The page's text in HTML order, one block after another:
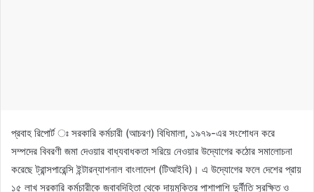
প্রবাহ রিপোর্ট ঃ সরকারি কর্মচারী (আচরণ) বিধিমালা, ১৯৭৯-এর সংশোধন করে
সম্পদের বিবরণী জমা দেওয়ার বাধ্যবাধকতা সরিয়ে নেওয়ার উদ্যোগের কঠোর সমালোচনা
করেছে ট্রান্সপারেন্সি ইন্টারন্যাশনাল বাংলাদেশ (টিআইবি)। এ উদ্যোগের ফলে দেশের প্রায়
১৫ লাখ সরকারি কর্মচারীকে জবাবদিহিতা থেকে দায়মুক্তির পাশাপাশি দুর্নীতি সুরক্ষিত ও